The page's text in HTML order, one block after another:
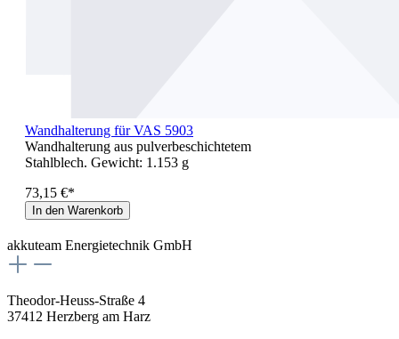
Wandhalterung für VAS 5903
Wandhalterung aus pulverbeschichtetem
Stahlblech. Gewicht: 1.153 g
73,15 €*
In den Warenkorb
akkuteam Energietechnik GmbH
Theodor-Heuss-Straße 4
37412 Herzberg am Harz